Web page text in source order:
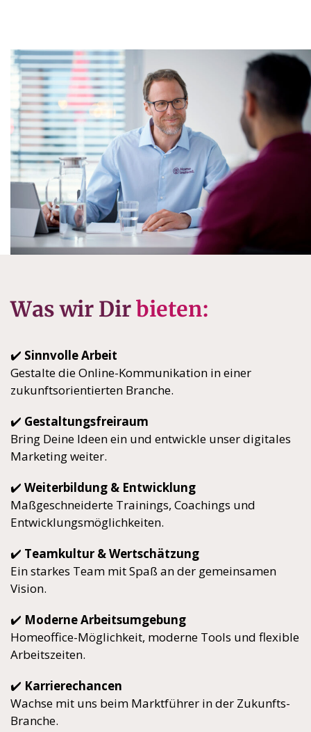
Was wir Dirbieten:
✔️ Sinnvolle Arbeit
Gestalte die Online-Kommunikation in einer
zukunftsorientierten Branche.
✔️ Gestaltungsfreiraum
Bring Deine Ideen ein und entwickle unser digitales
Marketing weiter.
✔️ Weiterbildung & Entwicklung
Maßgeschneiderte Trainings, Coachings und
Entwicklungsmöglichkeiten.
✔️ Teamkultur & Wertschätzung
Ein starkes Team mit Spaß an der gemeinsamen
Vision.
✔️ Moderne Arbeitsumgebung
Homeoffice-Möglichkeit, moderne Tools und flexible
Arbeitszeiten.
✔️ Karrierechancen
Wachse mit uns beim Marktführer in der Zukunfts-
Branche.